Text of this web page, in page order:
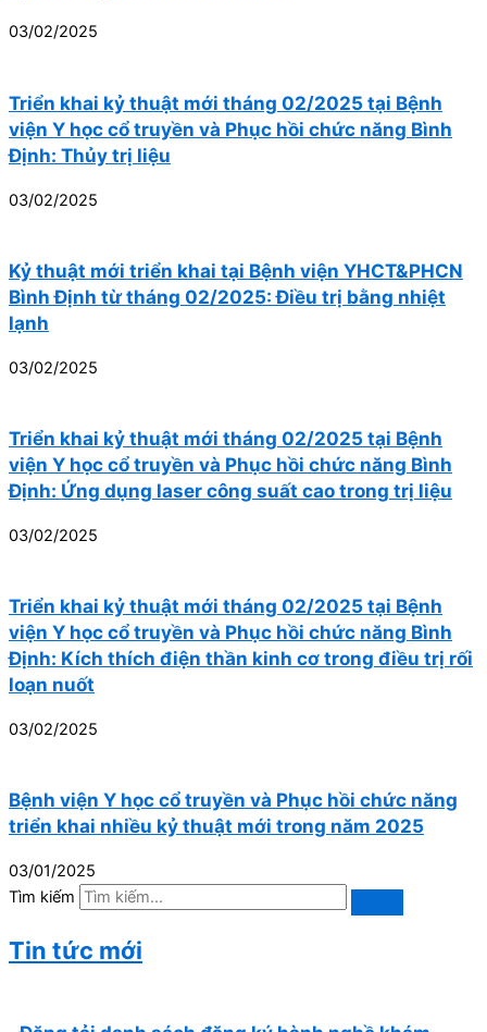
03/02/2025
Triển khai kỷ thuật mới tháng 02/2025 tại Bệnh
viện Y học cổ truyền và Phục hồi chức năng Bình
Định: Thủy trị liệu
03/02/2025
Kỷ thuật mới triển khai tại Bệnh viện YHCT&PHCN
Bình Định từ tháng 02/2025: Điều trị bằng nhiệt
lạnh
03/02/2025
Triển khai kỷ thuật mới tháng 02/2025 tại Bệnh
viện Y học cổ truyền và Phục hồi chức năng Bình
Định: Ứng dụng laser công suất cao trong trị liệu
03/02/2025
Triển khai kỷ thuật mới tháng 02/2025 tại Bệnh
viện Y học cổ truyền và Phục hồi chức năng Bình
Định: Kích thích điện thần kinh cơ trong điều trị rối
loạn nuốt
03/02/2025
Bệnh viện Y học cổ truyền và Phục hồi chức năng
triển khai nhiều kỷ thuật mới trong năm 2025
03/01/2025
Tìm kiếm
Tin tức mới